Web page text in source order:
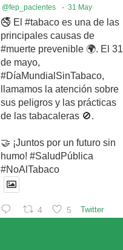
@fep_pacientes · 31 May
🚭 El #tabaco es una de las
principales causas de
#muerte prevenible 🌍. El 31
de mayo,
#DíaMundialSinTabaco,
llamamos la atención sobre
sus peligros y las prácticas
de las tabacaleras 🚫.
🤝 ¡Juntos por un futuro sin
humo! #SaludPública
#NoAlTabaco
4 5 Twitter